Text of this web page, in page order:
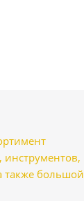
также большой